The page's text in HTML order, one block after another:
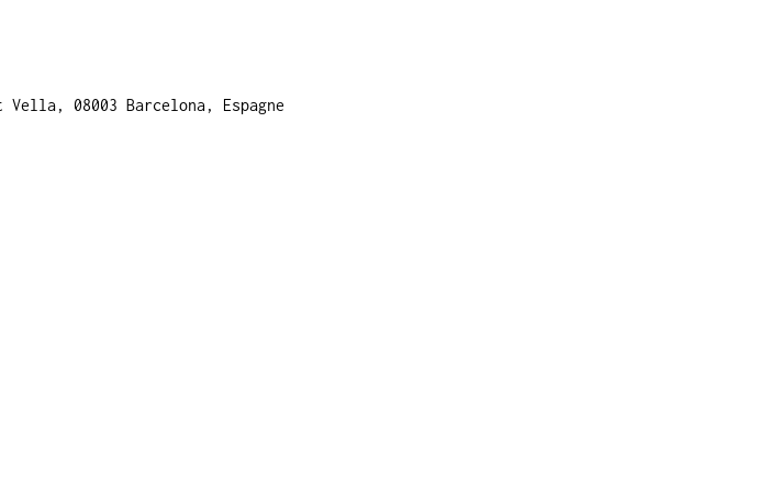
08003 Barcelona, Espagne